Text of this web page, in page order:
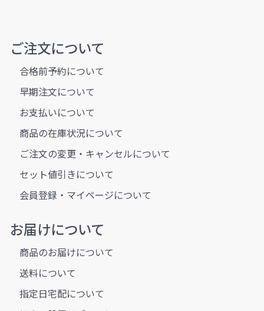
ご注文について
合格前予約について
早期注文について
お支払いについて
商品の在庫状況について
ご注文の変更・キャンセルについて
セット値引きについて
会員登録・マイページについて
お届けについて
商品のお届けについて
送料について
指定日宅配について